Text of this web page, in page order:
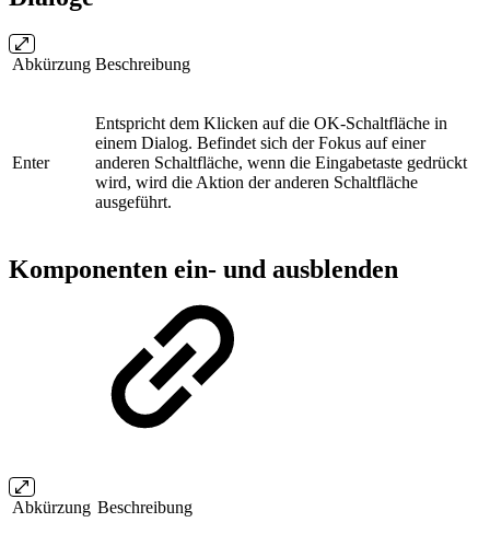
Abkürzung Beschreibung
Enter
Entspricht dem Klicken auf die OK-Schaltfläche in
einem Dialog. Befindet sich der Fokus auf einer
anderen Schaltfläche, wenn die Eingabetaste gedrückt
wird, wird die Aktion der anderen Schaltfläche
ausgeführt.
Komponenten ein- und ausblenden
Abkürzung Beschreibung